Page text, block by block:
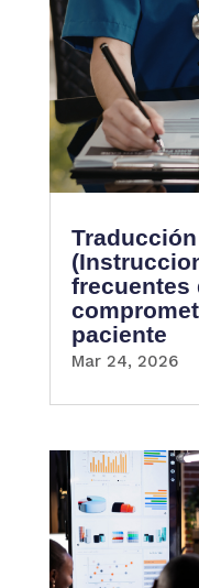
frecuentes
paciente
Mar 24, 2026